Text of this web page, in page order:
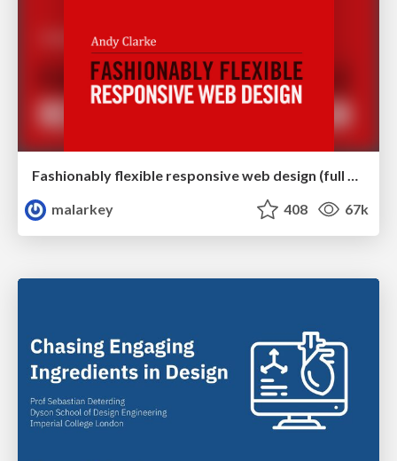
Fashionably flexible responsive web design (full day workshop)
malarkey
408 67k